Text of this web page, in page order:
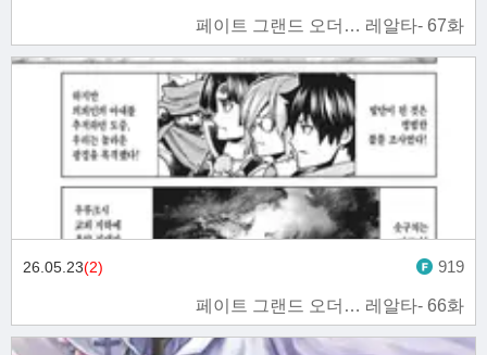
페이트 그랜드 오더… 레알타- 67화
페이트 그랜드 오더… 레알타- 66화
26.05.23(2) 919